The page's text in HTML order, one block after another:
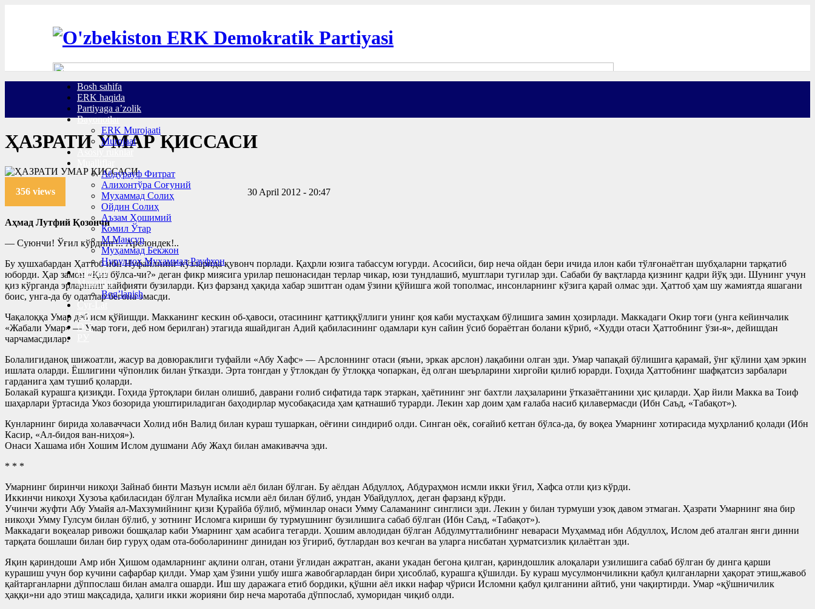
Bosh sahifa
ERK haqida
Partiyaga a’zolik
Bayonotlar
ERK Murojaati
Murojaat
Абдурауф Фитрат
Алихонтўра Соғуний
Муҳаммад Солиҳ
Ойдин Солиҳ
Аъзам Ҳошимий
Комил Ўтар
М.Мансур
Муҳаммад Бекжон
Нуруллоҳ Муҳаммад Рауфхон
Kitoblar
Manzillar
Bog’lanish
Cyr-Lat
TR
O’Z
ҲАЗРАТИ УМАР ҚИССАСИ
356 views 30 April 2012 - 20:47
Аҳмад Лутфий Қозончи
— Суюнчи! Ўғил кўрдинг!.. Арслондек!..
Бу хушхабардан Ҳаттоб ибн Нуфайлнинг кўзларида қувонч порлади. Қаҳрли юзига табассум югурди. Асосийси, бир неча ойдан бери ичида илон каби тўлғонаётган шубҳаларни тарқатиб
юборди. Ҳар замон «Қиз бўлса-чи?» деган фикр миясига урилар пешонасидан терлар чикар, юзи тундлашиб, муштлари тугилар эди. Сабаби бу вақтларда қизнинг қадри йўқ эди. Шунинг учун
қиз кўрганда эрларнинг кайфияти бузиларди. Қиз фарзанд ҳақида хабар эшитган одам ўзини қўйишга жой тополмас, инсонларнинг кўзига қарай олмас эди. Ҳаттоб ҳам шу жамиятда яшагани
боис, унга-да бу одатлар бегона эмасди.
Чақалоққа Умар деб исм қўйишди. Макканинг кескин об-ҳавоси, отасининг қаттиққўллиги унинг қоя каби мустаҳкам бўлишига замин ҳозирлади. Маккадаги Окир тоғи (унга кейинчалик
«Жабали Умар» — Умар тоғи, деб ном берилган) этагида яшайдиган Адий қабиласининг одамлари кун сайин ўсиб бораётган болани кўриб, «Худди отаси Ҳаттобнинг ўзи-я», дейишдан
чарчамасдилар.
Болалигиданоқ шижоатли, жасур ва довюраклиги туфайли «Абу Хафс» — Арслоннинг отаси (яъни, эркак арслон) лақабини олган эди. Умар чапақай бўлишига қарамай, ўнг қўлини ҳам эркин
ишлата оларди. Ёшлигини чўпонлик билан ўтказди. Эрта тонгдан у ўтлокдан бу ўтлоққа чопаркан, ёд олган шеърларини хиргойи қилиб юрарди. Гоҳида Ҳаттобнинг шафқатсиз зарбалари
гарданига ҳам тушиб қоларди.
Болакай курашга қизиқди. Гоҳида ўртоқлари билан олишиб, даврани ғолиб сифатида тарк этаркан, ҳаётининг энг бахтли лаҳзаларини ўтказаётганини ҳис қиларди. Ҳар йили Макка ва Тоиф
шаҳарлари ўртасида Укоз бозорида уюштириладиган баҳодирлар мусобақасида ҳам қатнашиб турарди. Лекин хар доим ҳам ғалаба насиб қилавермасди (Ибн Саъд, «Табақот»).
Кунларнинг бирида холаваччаси Холид ибн Валид билан кураш тушаркан, оёғини синдириб олди. Синган оёк, соғайиб кетган бўлса-да, бу воқеа Умарнинг хотирасида муҳрланиб қолади (Ибн
Касир, «Ал-бидоя ван-ниҳоя»).
Онаси Хашама ибн Хошим Ислом душмани Абу Жаҳл билан амакивачча эди.
* * *
Умарнинг биринчи никоҳи Зайнаб бинти Мазъун исмли аёл билан бўлган. Бу аёлдан Абдуллоҳ, Абдураҳмон исмли икки ўғил, Хафса отли қиз кўрди.
Иккинчи никоҳи Хузоъа қабиласидан бўлган Мулайка исмли аёл билан бўлиб, ундан Убайдуллоҳ, деган фарзанд кўрди.
Учинчи жуфти Абу Умайя ал-Махзумийнинг қизи Қурайба бўлиб, мўминлар онаси Умму Саламанинг синглиси эди. Лекин у билан турмуши узоқ давом этмаган. Ҳазрати Умарнинг яна бир
никоҳи Умму Гулсум билан бўлиб, у зотнинг Исломга кириши бу турмушнинг бузилишига сабаб бўлган (Ибн Саъд, «Табақот»).
Маккадаги воқеалар ривожи бошқалар каби Умарнинг ҳам асабига тегарди. Ҳошим авлодидан бўлган Абдулмутталибнинг невараси Муҳаммад ибн Абдуллоҳ, Ислом деб аталган янги динни
тарқата бошлаши билан бир гуруҳ одам ота-боболарининг динидан юз ўгириб, бутлардан воз кечган ва уларга нисбатан ҳурматсизлик қилаётган эди.
Яқин қариндоши Амр ибн Ҳишом одамларнинг ақлини олган, отани ўғлидан ажратган, акани укадан бегона қилган, қариндошлик алоқалари узилишига сабаб бўлган бу динга қарши
курашиш учун бор кучини сафарбар қилди. Умар ҳам ўзини ушбу ишга жавобгарлардан бири ҳисоблаб, курашга қўшилди. Бу кураш мусулмончиликни қабул қилганларни ҳақорат этиш,жавоб
қайтарганларни дўппослаш билан амалга ошарди. Иш шу даражага етиб бордики, қўшни аёл икки нафар чўриси Исломни қабул қилганини айтиб, уни чақиртирди. Умар «қўшничилик
ҳаққи»ни адо этиш мақсадида, ҳалиги икки жорияни бир неча маротаба дўппослаб, хуморидан чиқиб олди.